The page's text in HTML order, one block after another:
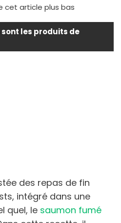
cet article plus bas
sont les produits de
des repas de fin
intégré dans une
quel, le saumon fumé